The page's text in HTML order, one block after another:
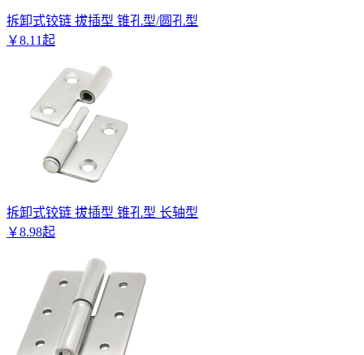
拆卸式铰链 拔插型 锥孔型/圆孔型
￥8.11起
拆卸式铰链 拔插型 锥孔型 长轴型
￥8.98起